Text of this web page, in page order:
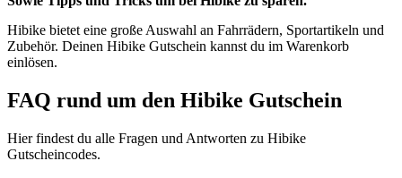
Hibike bietet eine große Auswahl an Fahrrädern, Sportartikeln und
Zubehör. Deinen Hibike Gutschein kannst du im Warenkorb
einlösen.
FAQ rund um den Hibike Gutschein
Hier findest du alle Fragen und Antworten zu Hibike
Gutscheincodes.